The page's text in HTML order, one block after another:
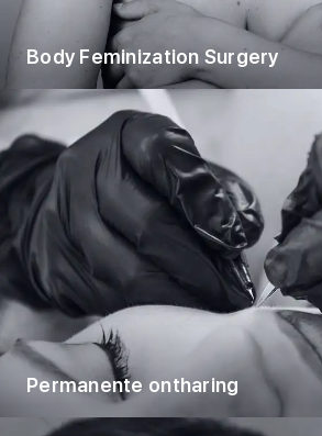
Body Feminization Surgery
Permanente ontharing